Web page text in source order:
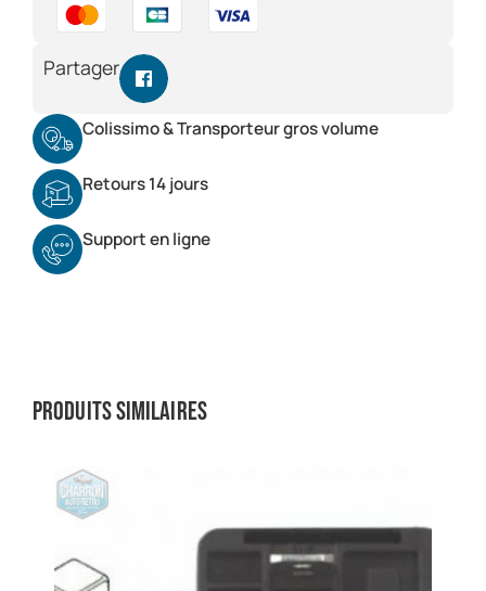
Partager
Colissimo & Transporteur gros volume
Retours 14 jours
Support en ligne
Produits similaires